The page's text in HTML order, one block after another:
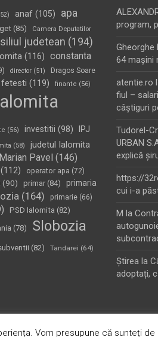
anaf(105)
apa
(85)
Camera Deputatilor
judetean (194)
(116) constanta
director(51)
Dragos Soare
fetesti (119) finante (56)
(56) investitii (98)
IPJ
(58)
judetul Ialomita
Marian Pavel (146)
operator apa (72)
(90) primar(84)
primaria
(164) primarie(66)
PSD Ialomita (82)
(78)
Slobozia
(82) Tandarei (64)
program,
Gheorghe
64 maşini
atentie.ro
fiul –
câştiguri
Tudorel-
URBAN
explică
https://
cui i-a
M la
Ştirea la
adoptați,
by:WordPress
Vom presupune că sunteți